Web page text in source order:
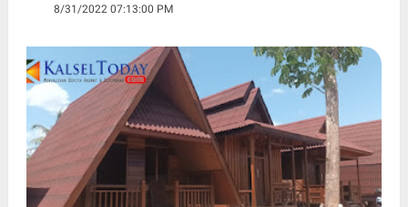
8/31/2022 07:13:00 PM